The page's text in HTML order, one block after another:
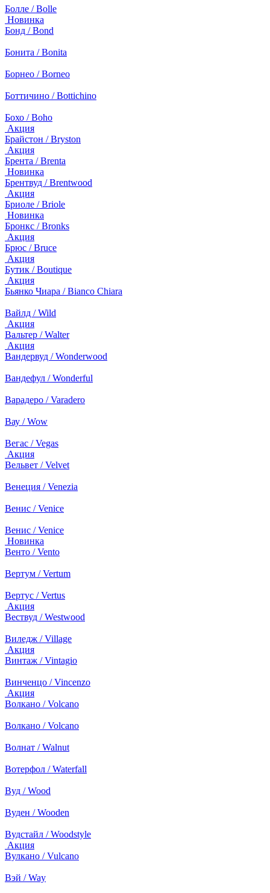
Болле / Bolle
Новинка
Бонд / Bond
Бонита / Bonita
Борнео / Borneo
Боттичино / Bottichino
Бохо / Boho
Акция
Брайстон / Bryston
Акция
Брента / Brenta
Новинка
Брентвуд / Brentwood
Акция
Бриоле / Briole
Новинка
Бронкс / Bronks
Акция
Брюс / Bruce
Акция
Бутик / Boutique
Акция
Бьянко Чиара / Bianco Chiara
Вайлд / Wild
Акция
Вальтер / Walter
Акция
Вандервуд / Wonderwood
Вандефул / Wonderful
Варадеро / Varadero
Вау / Wow
Вегас / Vegas
Акция
Вельвет / Velvet
Венеция / Venezia
Венис / Venice
Венис / Venice
Новинка
Венто / Vento
Вертум / Vertum
Вертус / Vertus
Акция
Вествуд / Westwood
Виледж / Village
Акция
Винтаж / Vintagio
Винченцо / Vincenzo
Акция
Волкано / Volcano
Волкано / Volcano
Волнат / Walnut
Вотерфол / Waterfall
Вуд / Wood
Вуден / Wooden
Вудстайл / Woodstyle
Акция
Вулкано / Vulcano
Вэй / Way